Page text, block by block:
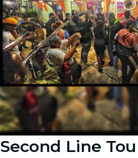
Second Line